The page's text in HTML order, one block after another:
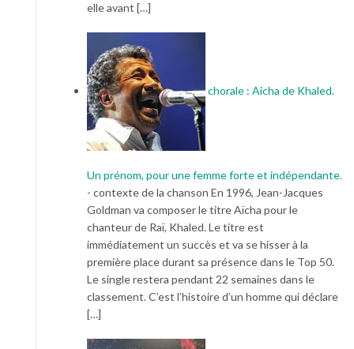
elle avant […]
chorale : Aicha de Khaled.
Un prénom, pour une femme forte et indépendante.
- contexte de la chanson En 1996, Jean-Jacques
Goldman va composer le titre Aïcha pour le
chanteur de Raï, Khaled. Le titre est
immédiatement un succès et va se hisser à la
première place durant sa présence dans le Top 50.
Le single restera pendant 22 semaines dans le
classement. C’est l’histoire d’un homme qui déclare
[…]